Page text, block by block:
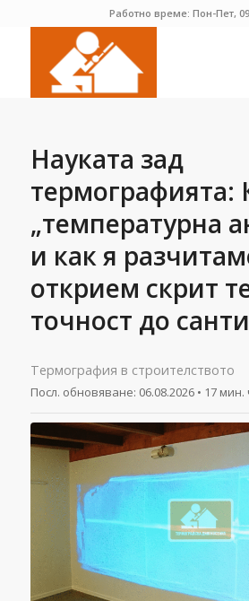
Работно време: Пон-Пет,
Науката зад
термографията:
„температурна
и как я
открием скрит
точност до
Термография в строителството
Посл. обновяване: 06.08.2026• 17 мин.